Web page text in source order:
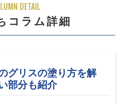
DETAIL
コラム詳細
グリスの塗り方を解
部分も紹介